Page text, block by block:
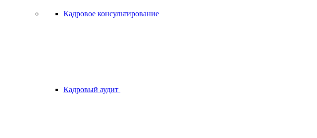
Кадровое консультирование
Кадровый аудит